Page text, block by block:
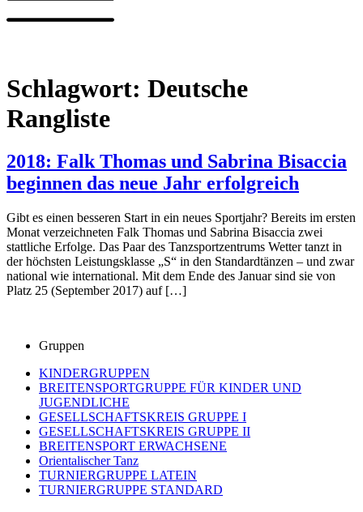
Schlagwort: Deutsche
Rangliste
2018: Falk Thomas und Sabrina Bisaccia
beginnen das neue Jahr erfolgreich
Gibt es einen besseren Start in ein neues Sportjahr? Bereits im ersten
Monat verzeichneten Falk Thomas und Sabrina Bisaccia zwei
stattliche Erfolge. Das Paar des Tanzsportzentrums Wetter tanzt in
der höchsten Leistungsklasse „S“ in den Standardtänzen – und zwar
national wie international. Mit dem Ende des Januar sind sie von
Platz 25 (September 2017) auf […]
Gruppen
KINDERGRUPPEN
BREITENSPORTGRUPPE FÜR KINDER UND
JUGENDLICHE
GESELLSCHAFTSKREIS GRUPPE I
GESELLSCHAFTSKREIS GRUPPE II
BREITENSPORT ERWACHSENE
Orientalischer Tanz
TURNIERGRUPPE LATEIN
TURNIERGRUPPE STANDARD